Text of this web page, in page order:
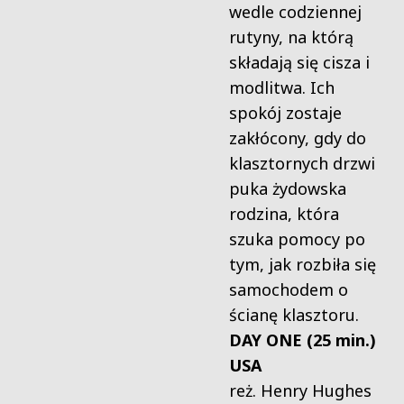
wedle codziennej
rutyny, na którą
składają się cisza i
modlitwa. Ich
spokój zostaje
zakłócony, gdy do
klasztornych drzwi
puka żydowska
rodzina, która
szuka pomocy po
tym, jak rozbiła się
samochodem o
ścianę klasztoru.
DAY ONE (25 min.)
USA
reż. Henry Hughes